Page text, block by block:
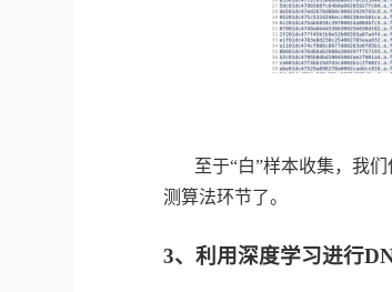
至于“白”样本收集，我
测算法环节了。
3、利用深度学习进行